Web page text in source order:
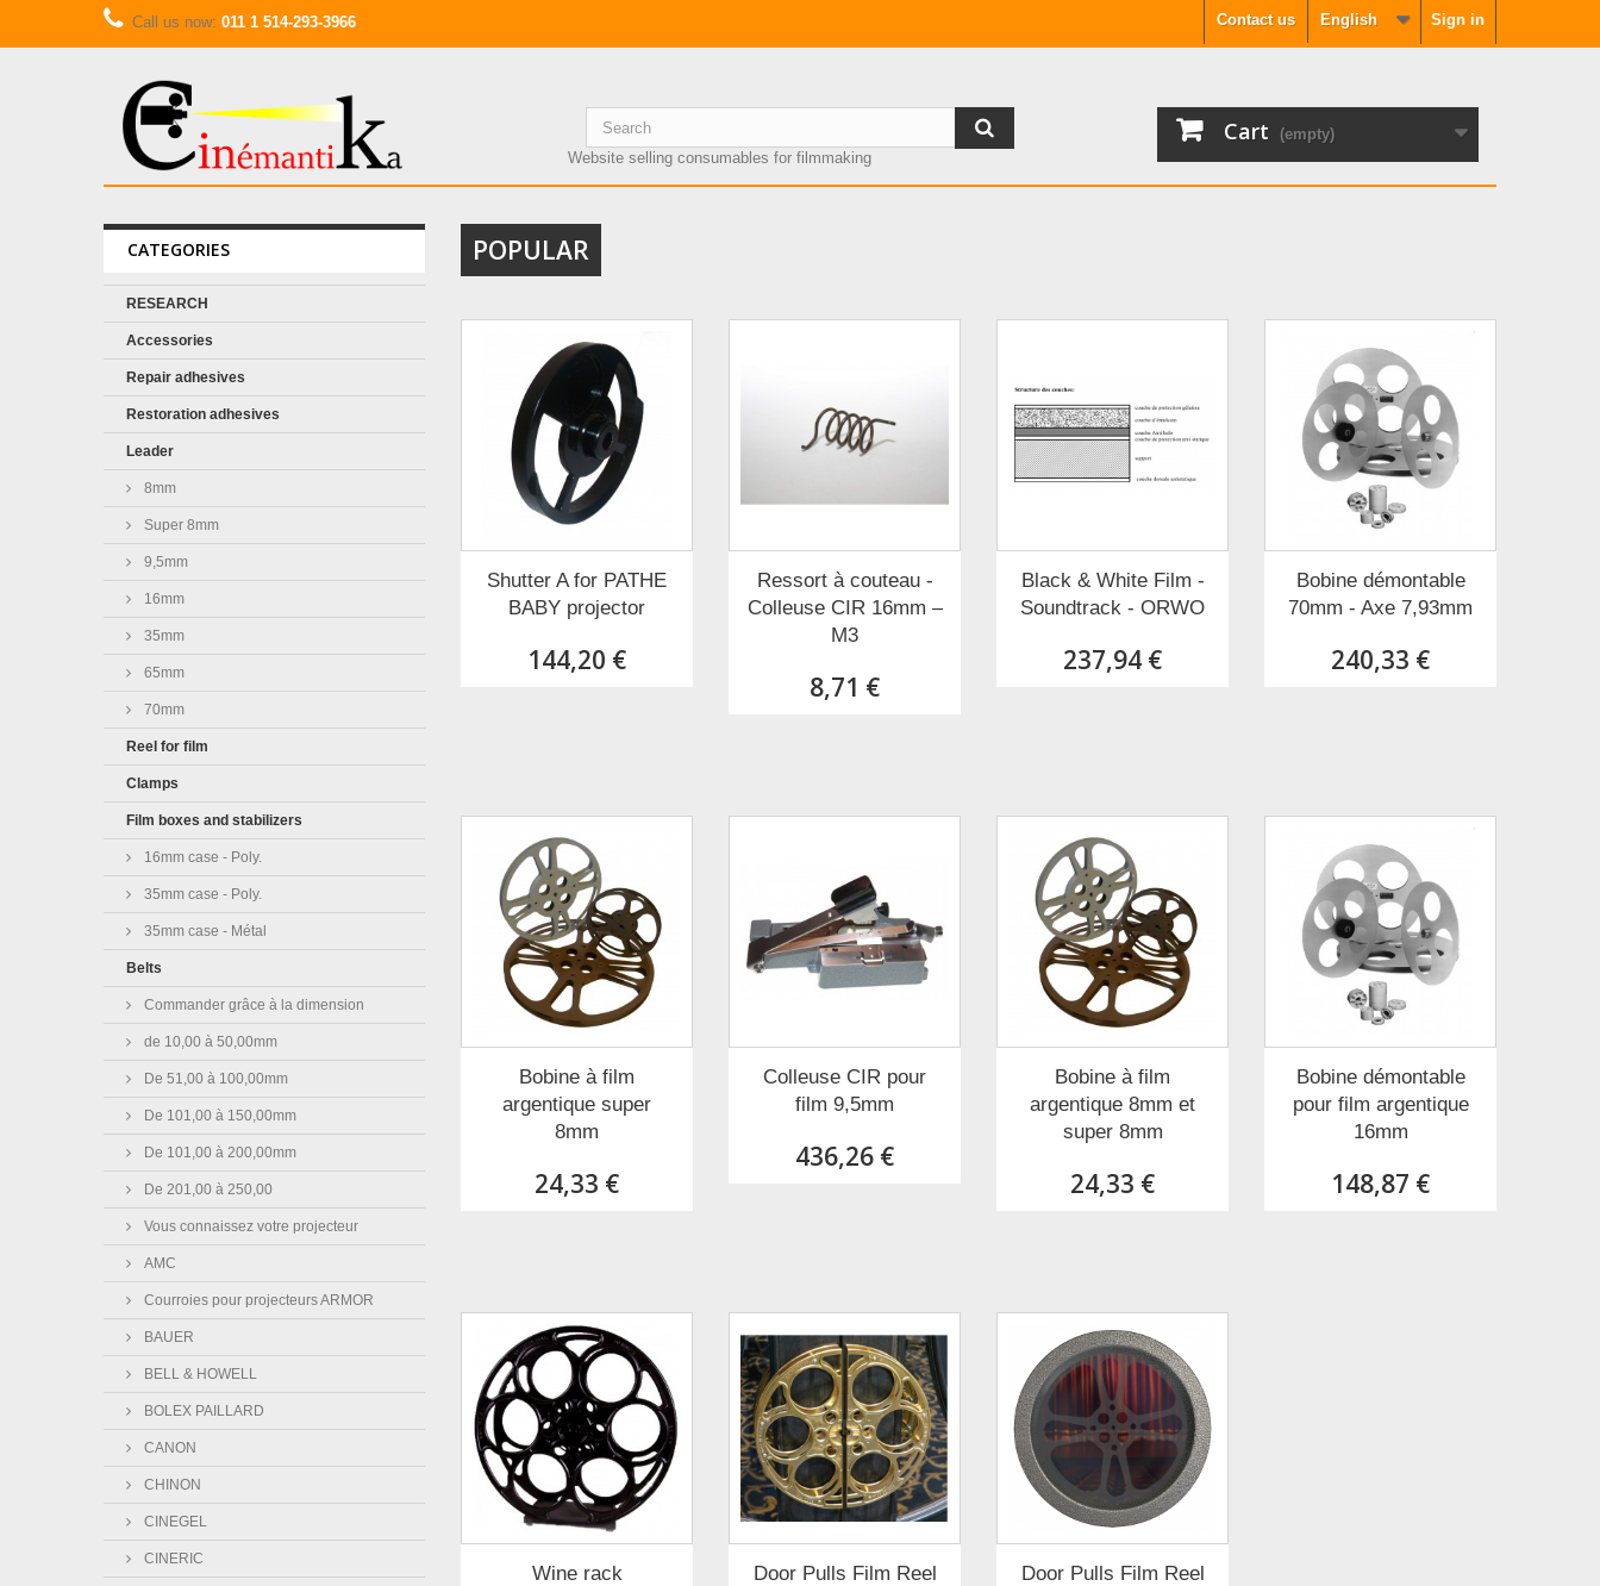
Sign in
English
Contact us
Call us now: 011 1 514-293-3966
Cart
(empty)
Website selling consumables for filmmaking
CATEGORIES
RESEARCH
Accessories
Repair adhesives
Restoration adhesives
Leader
8mm
Super 8mm
9,5mm
16mm
35mm
65mm
70mm
Reel for film
Clamps
Film boxes and stabilizers
16mm case - Poly.
35mm case - Poly.
35mm case - Métal
Belts
Commander grâce à la dimension
de 10,00 à 50,00mm
De 51,00 à 100,00mm
De 101,00 à 150,00mm
De 101,00 à 200,00mm
De 201,00 à 250,00
Vous connaissez votre projecteur
AMC
Courroies pour projecteurs ARMOR
BAUER
BELL & HOWELL
BOLEX PAILLARD
CANON
CHINON
CINEGEL
CINERIC
POPULAR
Shutter A for PATHE
BABY projector
144,20 €
Ressort à couteau -
Colleuse CIR 16mm –
M3
8,71 €
Black & White Film -
Soundtrack - ORWO
237,94 €
Bobine démontable
70mm - Axe 7,93mm
240,33 €
Bobine à film
argentique super
8mm
24,33 €
Colleuse CIR pour
film 9,5mm
436,26 €
Bobine à film
argentique 8mm et
super 8mm
24,33 €
Bobine démontable
pour film argentique
16mm
148,87 €
Wine rack Door Pulls Film Reel Door Pulls Film Reel